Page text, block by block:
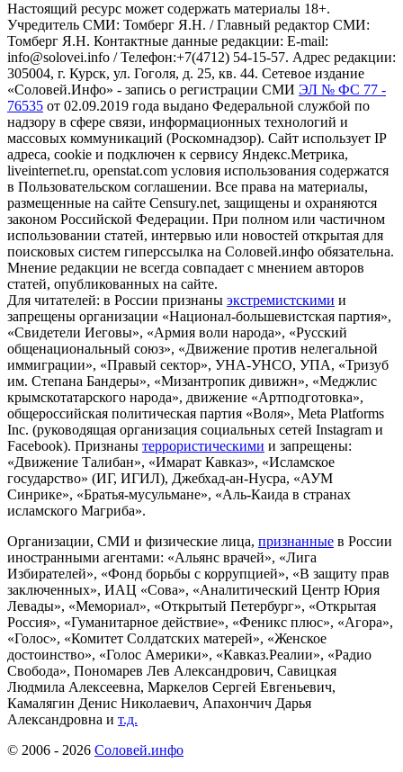
Настоящий ресурс может содержать материалы 18+.
Учредитель СМИ: Томберг Я.Н. / Главный редактор СМИ:
Томберг Я.Н. Контактные данные редакции: E-mail:
info@solovei.info / Телефон:+7(4712) 54-15-57. Адрес редакции:
305004, г. Курск, ул. Гоголя, д. 25, кв. 44. Сетевое издание
«Соловей.Инфо» - запись о регистрации СМИ ЭЛ № ФС 77 -
76535 от 02.09.2019 года выдано Федеральной службой по
надзору в сфере связи, информационных технологий и
массовых коммуникаций (Роскомнадзор). Сайт использует IP
адреса, cookie и подключен к сервису Яндекс.Метрика,
liveinternet.ru, openstat.com условия использования содержатся
в Пользовательском соглашении. Все права на материалы,
размещенные на сайте Censury.net, защищены и охраняются
законом Российской Федерации. При полном или частичном
использовании статей, интервью или новостей открытая для
поисковых систем гиперссылка на Соловей.инфо обязательна.
Мнение редакции не всегда совпадает с мнением авторов
статей, опубликованных на сайте.
Для читателей: в России признаны экстремистскими и
запрещены организации «Национал-большевистская партия»,
«Свидетели Иеговы», «Армия воли народа», «Русский
общенациональный союз», «Движение против нелегальной
иммиграции», «Правый сектор», УНА-УНСО, УПА, «Тризуб
им. Степана Бандеры», «Мизантропик дивижн», «Меджлис
крымскотатарского народа», движение «Артподготовка»,
общероссийская политическая партия «Воля», Meta Platforms
Inc. (руководящая организация социальных сетей Instagram и
Facebook). Признаны террористическими и запрещены:
«Движение Талибан», «Имарат Кавказ», «Исламское
государство» (ИГ, ИГИЛ), Джебхад-ан-Нусра, «АУМ
Синрике», «Братья-мусульмане», «Аль-Каида в странах
исламского Магриба».
Организации, СМИ и физические лица, признанные в России
иностранными агентами: «Альянс врачей», «Лига
Избирателей», «Фонд борьбы с коррупцией», «В защиту прав
заключенных», ИАЦ «Сова», «Аналитический Центр Юрия
Левады», «Мемориал», «Открытый Петербург», «Открытая
Россия», «Гуманитарное действие», «Феникс плюс», «Агора»,
«Голос», «Комитет Солдатских матерей», «Женское
достоинство», «Голос Америки», «Кавказ.Реалии», «Радио
Свобода», Пономарев Лев Александрович, Савицкая
Людмила Алексеевна, Маркелов Сергей Евгеньевич,
Камалягин Денис Николаевич, Апахончич Дарья
Александровна и т.д.
© 2006 - 2026 Соловей.инфо